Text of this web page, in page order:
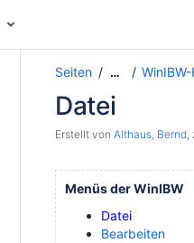
Seiten …
Datei
Erstellt von Althaus, Bernd,
Menüs der WinIBW
Datei
Bearbeiten